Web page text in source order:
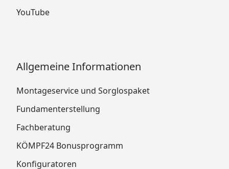
YouTube
Allgemeine Informationen
Montageservice und Sorglospaket
Fundamenterstellung
Fachberatung
KÖMPF24 Bonusprogramm
Konfiguratoren